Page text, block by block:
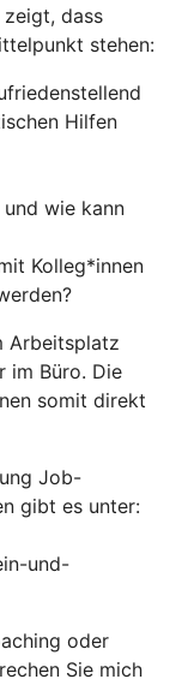
dass
stehen:
Hilfen
wie kann
Kolleg*innen
Arbeitsplatz
im Büro. Die
somit direkt
Job-
gibt es unter:
und-
oder
Sie mich